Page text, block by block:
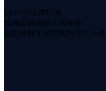
MOTOVI 摩拓为
您身边的全息工程专家
新媒体数字展馆的行业先行者